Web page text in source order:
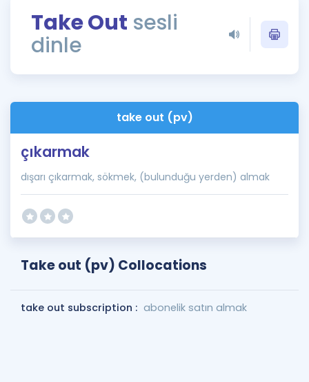
Rehberlik Aracı
ÖSYM Sınav Takvimi
İngilizce Gramer
Take Out sesli
dinle
take out (pv)
çıkarmak
dışarı çıkarmak, sökmek, (bulunduğu yerden) almak
Take out (pv) Collocations
take out subscription : abonelik satın almak